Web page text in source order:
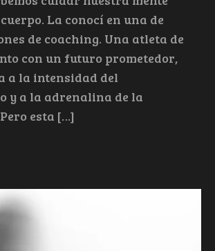
La conocí en una de
de coaching. Una atleta de
con un futuro prometedor,
a la intensidad del
y a la adrenalina de la
esta […]